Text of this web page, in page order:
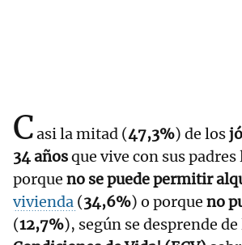
Casi la mitad (47,3%) de los
34 añosque vive con sus
porque no se puede permitir
vivienda (34,6%) o porque no
(12,7%), según se desprende de